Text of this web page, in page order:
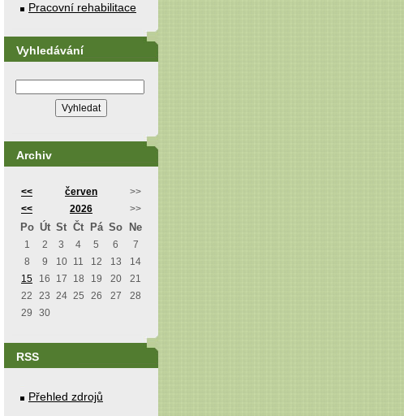
Pracovní rehabilitace
Vyhledávání
Archiv
<< červen
>>
<<
2026 >>
Po Út St Čt Pá So Ne
1 2 3 4 5 6
7
8
9 10 11 12 13
14
15
16 17 18 19 20
21
22
23 24 25 26 27
28
29
30
RSS
Přehled zdrojů